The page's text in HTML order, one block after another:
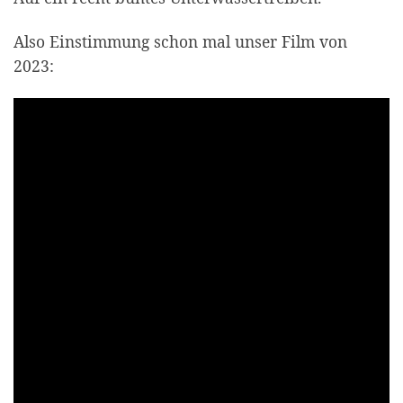
Also Einstimmung schon mal unser Film von
2023: